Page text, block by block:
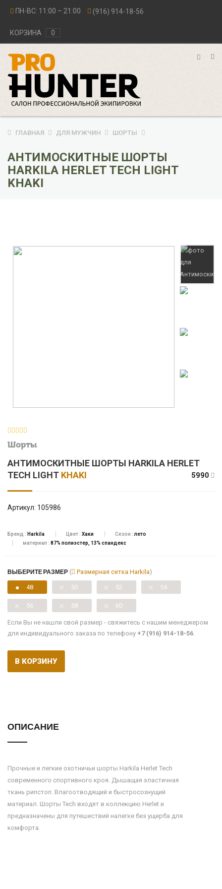
ПН-ВС: 11:00 – 21:00 (916) 914-18-56
КОРЗИНА 0
ГЛАВНАЯ ДЛЯ МУЖЧИН ШОРТЫ
АНТИМОСКИТНЫЕ ШОРТЫ
HARKILA HERLET TECH LIGHT
KHAKI
Шорты
АНТИМОСКИТНЫЕ ШОРТЫ HARKILA HERLET
TECH LIGHT KHAKI 5990
Артикул: 105986
Бренд : Harkila Цвет : Хаки Сезон :лето
материал : 87% полиэстер, 13% спандекс
ВЫБЕРИТЕ РАЗМЕР ( Размерная сетка Harkila)
48 50 52 54
56 58 60
Если Вы не нашли свой размер - свяжитесь с нашим менеджером
для индивидуального заказа по телефону +7 (916) 914-18-56.
В КОРЗИНУ
ОПИСАНИЕ
Прочные и легкие охотничьи шорты Harkila Herlet Tech
современного спортивного кроя. Дышащая эластичная
ткань рипстоп. Влагоотводящий и быстросохнущий
материал. Шорты Tech входят в коллекцию Herlet и
предназначены для путешествий налегке без ущерба для
комфорта.